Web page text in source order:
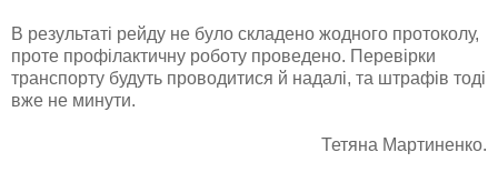
В результаті рейду не було складено жодного протоколу,
проте профілактичну роботу проведено. Перевірки
транспорту будуть проводитися й надалі, та штрафів тоді
вже не минути.
Тетяна Мартиненко.